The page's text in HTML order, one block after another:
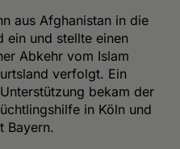
aus Afghanistan in die
ein und stellte einen
Abkehr vom Islam
verfolgt. Ein
bekam der
in Köln und
Bayern.